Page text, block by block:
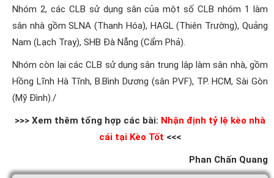
Nhóm 2, các CLB sử dụng sân của một số CLB nhóm 1 làm
sân nhà gồm SLNA (Thanh Hóa), HAGL (Thiên Trường), Quảng
Nam (Lạch Tray), SHB Đà Nẵng (Cẩm Phả).
Nhóm còn lại các CLB sử dụng sân trung lập làm sân nhà, gồm
Hồng Lĩnh Hà Tĩnh, B.Bình Dương (sân PVF), TP. HCM, Sài Gòn
(Mỹ Đình)./
>>> Xem thêm tổng hợp các bài: Nhận định tỷ lệ kèo nhà
cái tại Kèo Tốt <<<
Phan Chấn Quang